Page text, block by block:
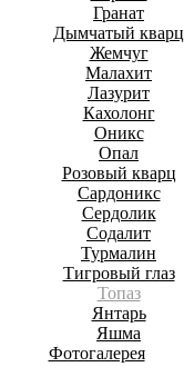
Гранат
Дымчатый кварц
Жемчуг
Малахит
Лазурит
Кахолонг
Оникс
Опал
Розовый кварц
Сардоникс
Сердолик
Содалит
Турмалин
Тигровый глаз
Топаз
Янтарь
Яшма
Фотогалерея